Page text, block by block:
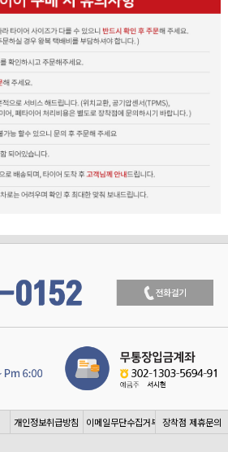
개인정보취급방침 이메일무단수집거부 장착점 제휴문의